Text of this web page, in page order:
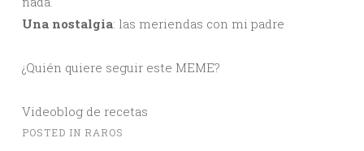
Una nostalgia: las meriendas con mi padre
¿Quién quiere seguir este MEME?
Videoblog de recetas
POSTED IN RAROS